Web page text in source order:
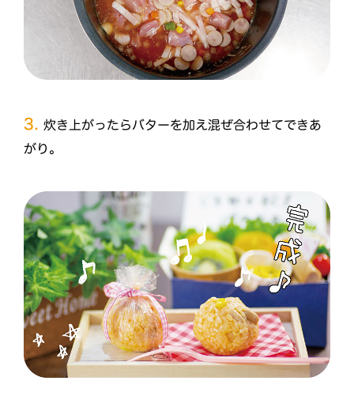
3.炊き上がったらバターを加え混ぜ合わせてできあ
がり。